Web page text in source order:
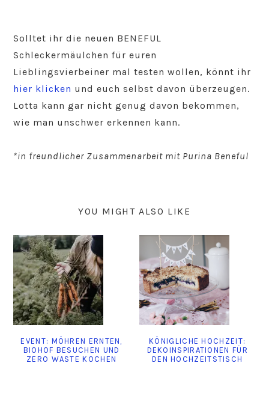
Solltet ihr die neuen BENEFUL
Schleckermäulchen für euren
Lieblingsvierbeiner mal testen wollen, könnt ihr
hier klicken und euch selbst davon überzeugen.
Lotta kann gar nicht genug davon bekommen,
wie man unschwer erkennen kann.
*in freundlicher Zusammenarbeit mit Purina Beneful
YOU MIGHT ALSO LIKE
EVENT: MÖHREN ERNTEN,
BIOHOF BESUCHEN UND
ZERO WASTE KOCHEN
KÖNIGLICHE HOCHZEIT:
DEKOINSPIRATIONEN FÜR
DEN HOCHZEITSTISCH